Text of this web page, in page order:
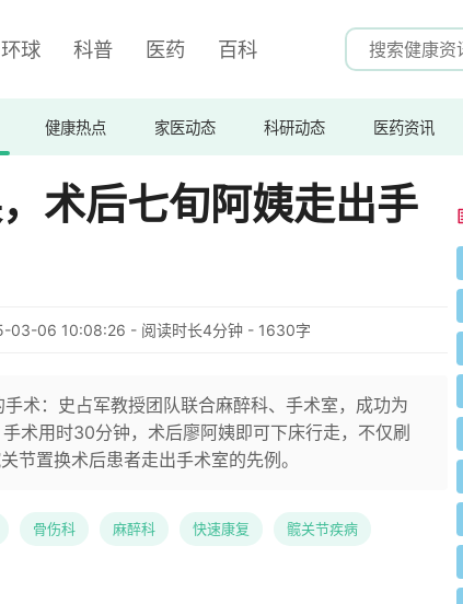
环球 科普 医药 百科
健康热点 家医动态 科研动态 医药资讯
术后七旬阿姨走出手
03-06 10:08:26 - 阅读时长4分钟 - 1630字
术：史占军教授团队联合麻醉科、手术室，成功为
术用时30分钟，术后廖阿姨即可下床行走，不仅刷
节置换术后患者走出手术室的先例。
骨伤科 麻醉科 快速康复 髋关节疾病